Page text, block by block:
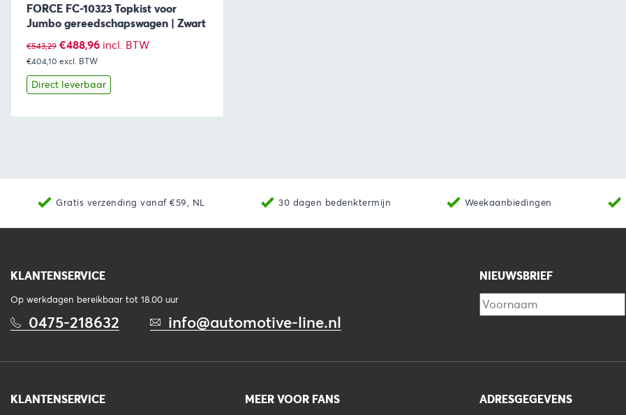
FORCE FC-10323 Topkist voor
Jumbo gereedschapswagen | Zwart
€543,29 Oorspronkelijke
prijs
was:
€488,96Huidige
is:
incl. BTW
€404,10 excl. BTW
Direct leverbaar
Gratis verzending vanaf €59, NL 30 dagen bedenktermijn Weekaanbiedingen
KLANTENSERVICE
Op werkdagen bereikbaar tot 18.00 uur
0475-218632 info@automotive-line.nl
NIEUWSBRIEF
KLANTENSERVICE MEER VOOR FANS ADRESGEGEVENS